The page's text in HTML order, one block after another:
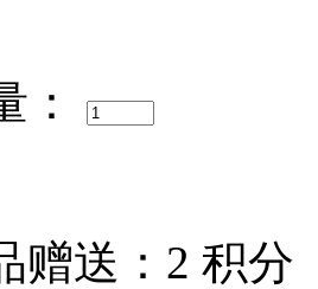
：
赠送：2 积分